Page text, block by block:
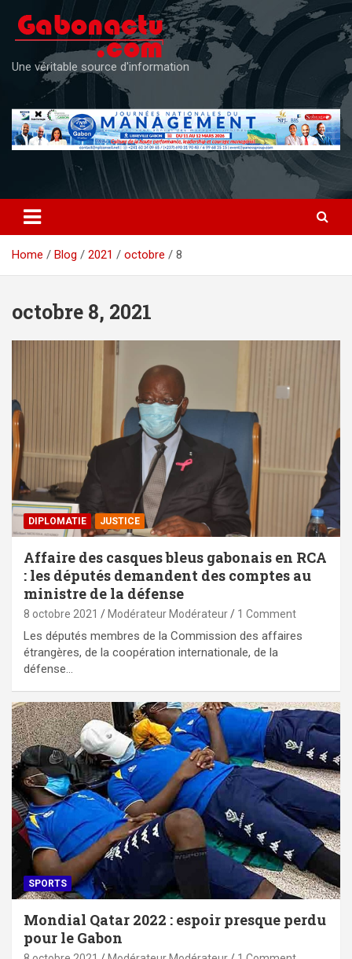
content
Une véritable source d'information
Home Blog 2021 octobre 8
octobre 8, 2021
DIPLOMATIE JUSTICE
Affaire des casques bleus gabonais en RCA
: les députés demandent des comptes au
ministre de la défense
8 octobre 2021 Modérateur Modérateur 1 Comment
Les députés membres de la Commission des affaires
étrangères, de la coopération internationale, de la
défense…
SPORTS
Mondial Qatar 2022 : espoir presque perdu
pour le Gabon